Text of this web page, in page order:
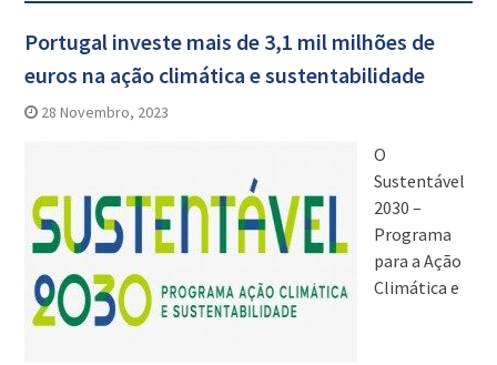
Portugal investe mais de 3,1 mil milhões de
euros na ação climática e sustentabilidade
28 Novembro, 2023
O
Sustentável
2030 –
Programa
para a Ação
Climática e